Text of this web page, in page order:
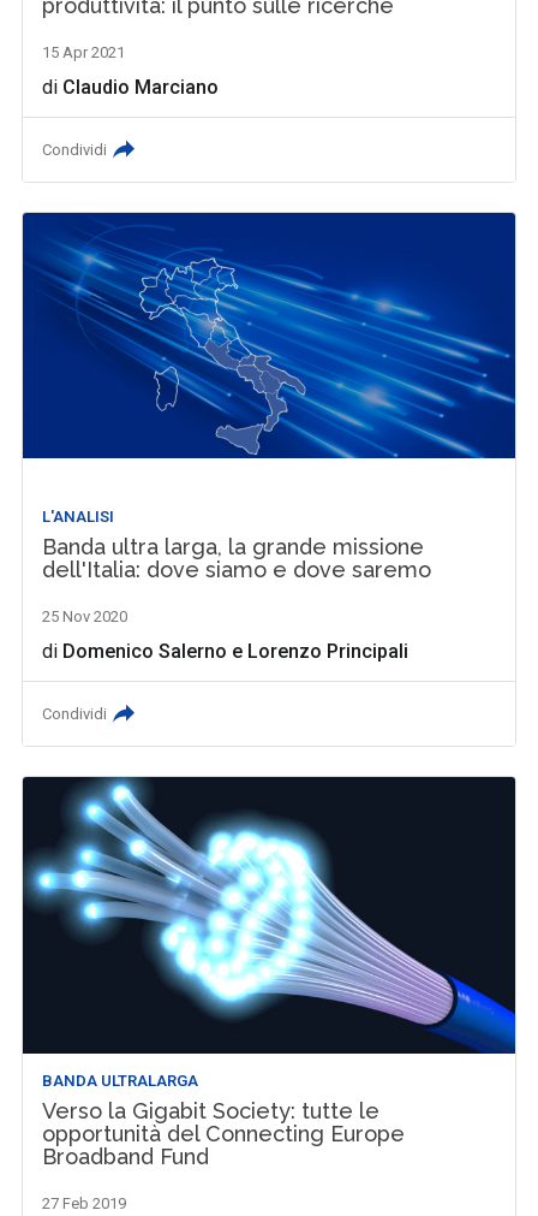
produttività: il punto sulle ricerche
15 Apr 2021
di Claudio Marciano
Condividi
L'ANALISI
Banda ultra larga, la grande missione
dell'Italia: dove siamo e dove saremo
25 Nov 2020
di Domenico Salerno e Lorenzo Principali
Condividi
BANDA ULTRALARGA
Verso la Gigabit Society: tutte le
opportunità del Connecting Europe
Broadband Fund
27 Feb 2019